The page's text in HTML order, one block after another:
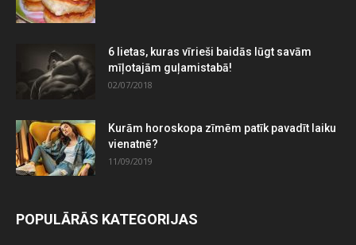
6 lietas, kuras vīrieši baidās lūgt savām
mīļotajām guļamistabā!
02/07/2018
Kurām horoskopa zīmēm patīk pavadīt laiku
vienatnē?
11/09/2019
POPULĀRĀS KATEGORIJAS